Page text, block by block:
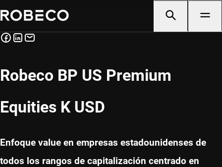
Robeco BP US Premium
Equities K USD
Enfoque value en empresas estadounidenses de
todos los rangos de capitalización centrado en